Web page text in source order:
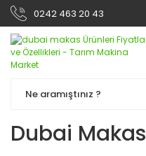
0242 463 20 43
Dubai Makas